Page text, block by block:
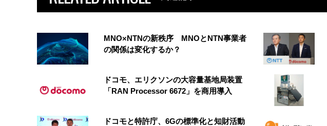
MNO×NTNの新秩序 MNOとNTN事業者
の関係は変化するか？
ドコモ、エリクソンの大容量基地局装置
「RAN Processor 6672」を商用導入
ドコモと特許庁、6Gの標準化と知財活動